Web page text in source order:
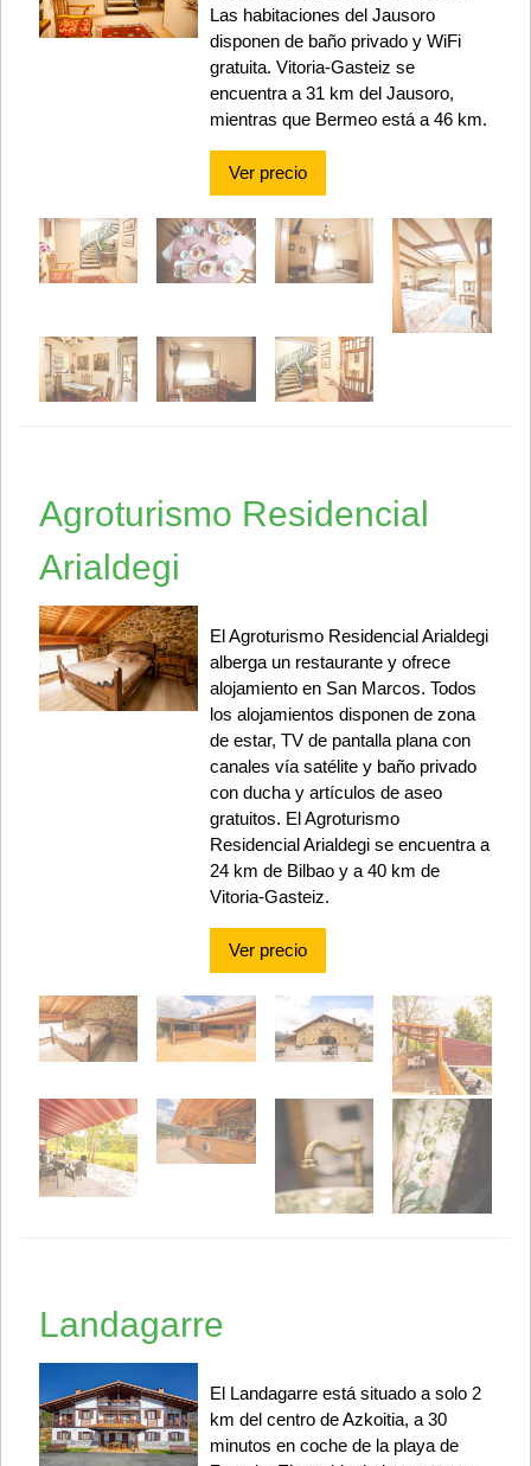
Las habitaciones del Jausoro
disponen de baño privado y WiFi
gratuita. Vitoria-Gasteiz se
encuentra a 31 km del Jausoro,
mientras que Bermeo está a 46 km.
Ver precio
Agroturismo Residencial
Arialdegi
El Agroturismo Residencial Arialdegi
alberga un restaurante y ofrece
alojamiento en San Marcos. Todos
los alojamientos disponen de zona
de estar, TV de pantalla plana con
canales vía satélite y baño privado
con ducha y artículos de aseo
gratuitos. El Agroturismo
Residencial Arialdegi se encuentra a
24 km de Bilbao y a 40 km de
Vitoria-Gasteiz.
Ver precio
Landagarre
El Landagarre está situado a solo 2
km del centro de Azkoitia, a 30
minutos en coche de la playa de